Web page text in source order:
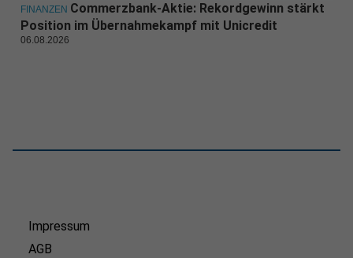
FINANZEN Commerzbank-Aktie: Rekordgewinn stärkt
Position im Übernahmekampf mit Unicredit
06.08.2026
Impressum
AGB